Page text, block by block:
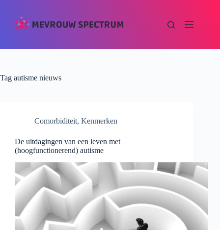
Tag autisme nieuws
Comorbiditeit, Kenmerken
De uitdagingen van een leven met
(hoogfunctionerend) autisme